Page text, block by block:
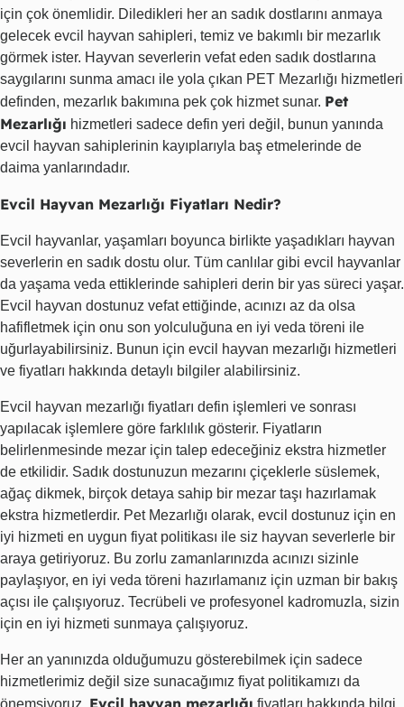
için çok önemlidir. Diledikleri her an sadık dostlarını anmaya
gelecek evcil hayvan sahipleri, temiz ve bakımlı bir mezarlık
görmek ister. Hayvan severlerin vefat eden sadık dostlarına
saygılarını sunma amacı ile yola çıkan PET Mezarlığı hizmetleri
definden, mezarlık bakımına pek çok hizmet sunar. Pet
Mezarlığı hizmetleri sadece defin yeri değil, bunun yanında
evcil hayvan sahiplerinin kayıplarıyla baş etmelerinde de
daima yanlarındadır.
Evcil Hayvan Mezarlığı Fiyatları Nedir?
Evcil hayvanlar, yaşamları boyunca birlikte yaşadıkları hayvan
severlerin en sadık dostu olur. Tüm canlılar gibi evcil hayvanlar
da yaşama veda ettiklerinde sahipleri derin bir yas süreci yaşar.
Evcil hayvan dostunuz vefat ettiğinde, acınızı az da olsa
hafifletmek için onu son yolculuğuna en iyi veda töreni ile
uğurlayabilirsiniz. Bunun için evcil hayvan mezarlığı hizmetleri
ve fiyatları hakkında detaylı bilgiler alabilirsiniz.
Evcil hayvan mezarlığı fiyatları defin işlemleri ve sonrası
yapılacak işlemlere göre farklılık gösterir. Fiyatların
belirlenmesinde mezar için talep edeceğiniz ekstra hizmetler
de etkilidir. Sadık dostunuzun mezarını çiçeklerle süslemek,
ağaç dikmek, birçok detaya sahip bir mezar taşı hazırlamak
ekstra hizmetlerdir. Pet Mezarlığı olarak, evcil dostunuz için en
iyi hizmeti en uygun fiyat politikası ile siz hayvan severlerle bir
araya getiriyoruz. Bu zorlu zamanlarınızda acınızı sizinle
paylaşıyor, en iyi veda töreni hazırlamanız için uzman bir bakış
açısı ile çalışıyoruz. Tecrübeli ve profesyonel kadromuzla, sizin
için en iyi hizmeti sunmaya çalışıyoruz.
Her an yanınızda olduğumuzu gösterebilmek için sadece
hizmetlerimiz değil size sunacağımız fiyat politikamızı da
önemsiyoruz. Evcil hayvan mezarlığı fiyatları hakkında bilgi